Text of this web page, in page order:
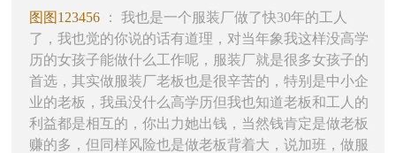
图图123456 ： 我也是一个服装厂做了快30年的工人
了，我也觉的你说的话有道理，对当年象我这样没高学
历的女孩子能做什么工作呢，服装厂就是很多女孩子的
首选，其实做服装厂老板也是很辛苦的，特别是中小企
业的老板，我虽没什么高学历但我也知道老板和工人的
利益都是相互的，你出力她出钱，当然钱肯定是做老板
赚的多，但同样风险也是做老板背着大，说加班，做服